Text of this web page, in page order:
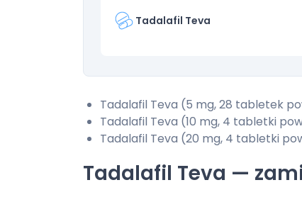
Tadalafil Teva
Tadalafil Teva (5 mg, 28 tabletek
Tadalafil Teva (10 mg, 4 tabletki
Tadalafil Teva (20 mg, 4 tabletki
Tadalafil Teva —